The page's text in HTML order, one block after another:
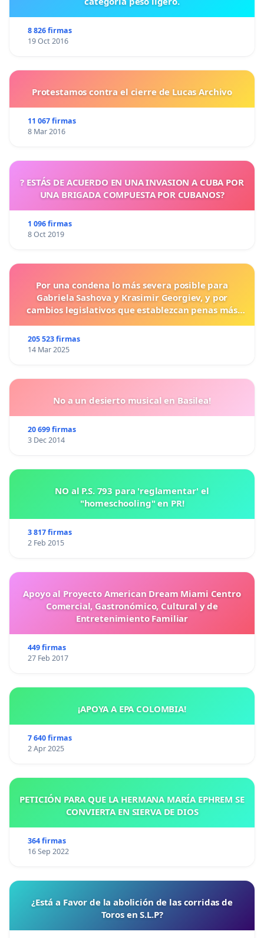
8 826 firmas
19 Oct 2016
Protestamos contra el cierre de Lucas Archivo
11 067 firmas
8 Mar 2016
? ESTÁS DE ACUERDO EN UNA INVASION A CUBA POR
UNA BRIGADA COMPUESTA POR CUBANOS?
1 096 firmas
8 Oct 2019
Por una condena lo más severa posible para
Gabriela Sashova y Krasimir Georgiev, y por
cambios legislativos que establezcan penas más
205 523 firmas
14 Mar 2025
No a un desierto musical en Basilea!
20 699 firmas
3 Dec 2014
NO al P.S. 793 para 'reglamentar' el
"homeschooling" en PR!
3 817 firmas
2 Feb 2015
Apoyo al Proyecto American Dream Miami Centro
Comercial, Gastronómico, Cultural y de
Entretenimiento Familiar
449 firmas
27 Feb 2017
¡APOYA A EPA COLOMBIA!
7 640 firmas
2 Apr 2025
PETICIÓN PARA QUE LA HERMANA MARÍA EPHREM SE
CONVIERTA EN SIERVA DE DIOS
364 firmas
16 Sep 2022
¿Está a Favor de la abolición de las corridas de
Toros en S.L.P?